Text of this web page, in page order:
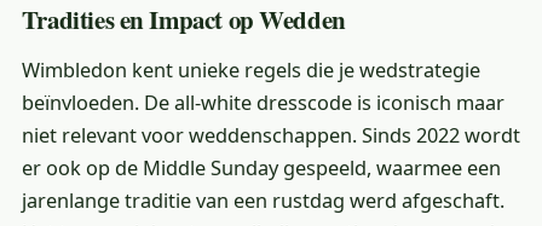
Tradities en Impact op Wedden
Wimbledon kent unieke regels die je wedstrategie
beïnvloeden. De all-white dresscode is iconisch maar
niet relevant voor weddenschappen. Sinds 2022 wordt
er ook op de Middle Sunday gespeeld, waarmee een
jarenlange traditie van een rustdag werd afgeschaft.